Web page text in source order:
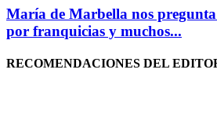
María de Marbella nos
por franquicias y muchos...
RECOMENDACIONES DEL